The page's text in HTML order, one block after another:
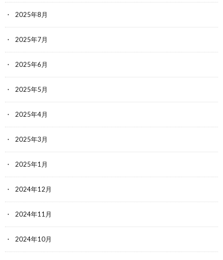
2025年8月
2025年7月
2025年6月
2025年5月
2025年4月
2025年3月
2025年1月
2024年12月
2024年11月
2024年10月